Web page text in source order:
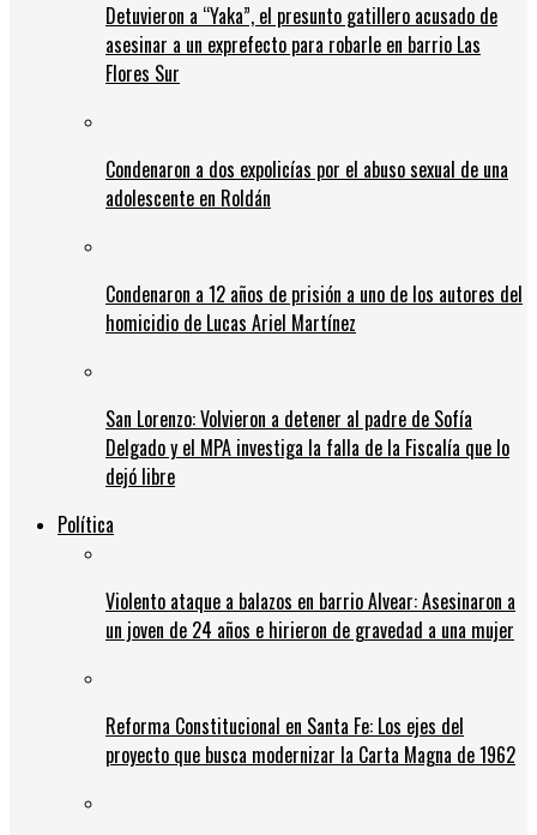
Detuvieron a “Yaka”, el presunto gatillero acusado de
asesinar a un exprefecto para robarle en barrio Las
Flores Sur
Condenaron a dos expolicías por el abuso sexual de una
adolescente en Roldán
Condenaron a 12 años de prisión a uno de los autores del
homicidio de Lucas Ariel Martínez
San Lorenzo: Volvieron a detener al padre de Sofía
Delgado y el MPA investiga la falla de la Fiscalía que lo
dejó libre
Política
Violento ataque a balazos en barrio Alvear: Asesinaron a
un joven de 24 años e hirieron de gravedad a una mujer
Reforma Constitucional en Santa Fe: Los ejes del
proyecto que busca modernizar la Carta Magna de 1962